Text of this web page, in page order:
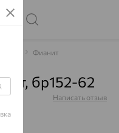
Фианит
бр152-62
Написать отзыв